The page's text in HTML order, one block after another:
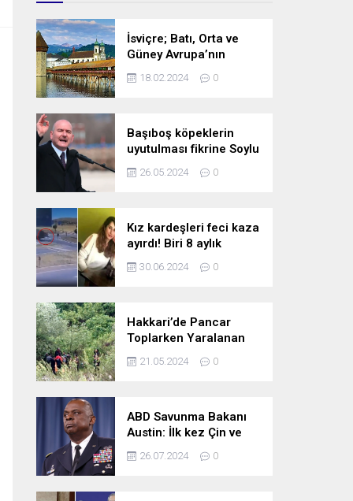
İsviçre; Batı, Orta ve
Güney Avrupa’nın
kesişme noktasında
bulunan bir ülke.
18.02.2024 0
Başıboş köpeklerin
uyutulması fikrine Soylu
da karşı çıktı: Gönlüm
razı değil
26.05.2024 0
Kız kardeşleri feci kaza
ayırdı! Biri 8 aylık
hamile iki kız kardeş
hayatını kaybetti
30.06.2024 0
Hakkari’de Pancar
Toplarken Yaralanan
Kadın İçin Kurtarma
Çalışmaları
21.05.2024 0
ABD Savunma Bakanı
Austin: İlk kez Çin ve
Rusya uçaklarının
birlikte uçtuğunu
26.07.2024 0